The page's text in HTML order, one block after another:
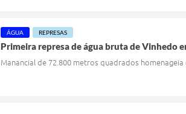
ÁGUA REPRESAS
Primeira represa de água bruta de Vinhedo
Manancial de 72.800 metros quadrados